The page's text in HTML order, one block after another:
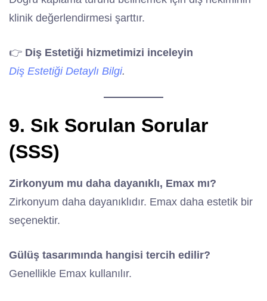
klinik değerlendirmesi şarttır.
👉 Diş Estetiği hizmetimizi inceleyin
Diş Estetiği Detaylı Bilgi.
9. Sık Sorulan Sorular
(SSS)
Zirkonyum mu daha dayanıklı, Emax mı?
Zirkonyum daha dayanıklıdır. Emax daha estetik bir
seçenektir.
Gülüş tasarımında hangisi tercih edilir?
Genellikle Emax kullanılır.